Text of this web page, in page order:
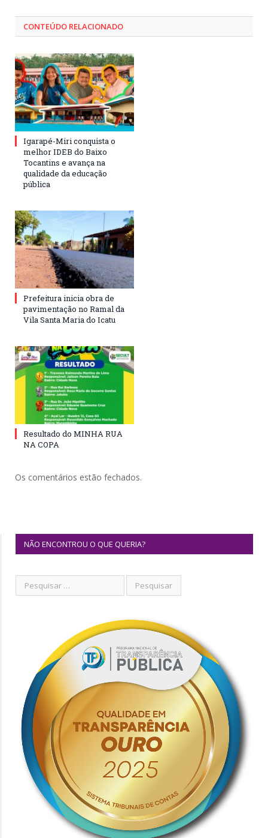
CONTEÚDO RELACIONADO
Igarapé-Miri conquista o
melhor IDEB do Baixo
Tocantins e avança na
qualidade da educação
pública
Prefeitura inicia obra de
pavimentação no Ramal da
Vila Santa Maria do Icatu
Resultado do MINHA RUA
NA COPA
Os comentários estão fechados.
NÃO ENCONTROU O QUE QUERIA?